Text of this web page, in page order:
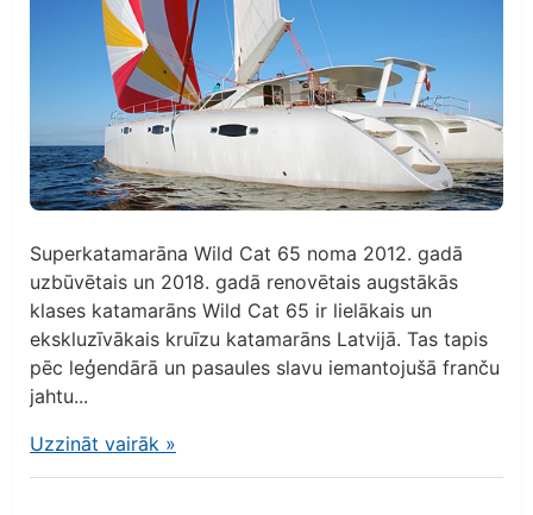
Superkatamarāna Wild Cat 65 noma 2012. gadā
uzbūvētais un 2018. gadā renovētais augstākās
klases katamarāns Wild Cat 65 ir lielākais un
ekskluzīvākais kruīzu katamarāns Latvijā. Tas tapis
pēc leģendārā un pasaules slavu iemantojušā franču
jahtu...
Uzzināt vairāk »